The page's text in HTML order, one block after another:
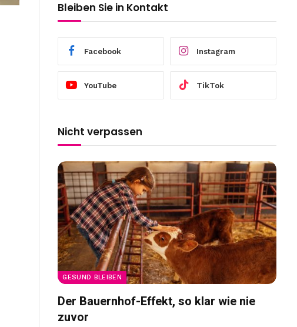
Bleiben Sie in Kontakt
Facebook Instagram
YouTube TikTok
Nicht verpassen
GESUND BLEIBEN
Der Bauernhof-Effekt, so klar wie nie
zuvor